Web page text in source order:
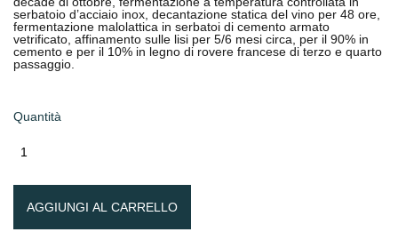
serbatoio d’acciaio inox, decantazione statica del vino per 48 ore,
fermentazione malolattica in serbatoi di cemento armato
vetrificato, affinamento sulle lisi per 5/6 mesi circa, per il 90% in
cemento e per il 10% in legno di rovere francese di terzo e quarto
passaggio.
Quantità
AGGIUNGI AL CARRELLO